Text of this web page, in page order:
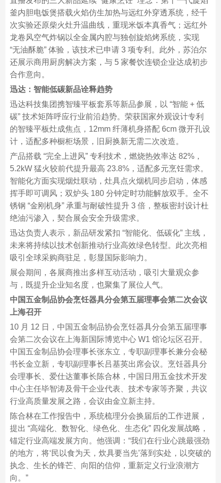
釜内胆电饭煲搭载火焰仿生加热与远红外穿透系统，经千
次实验还原柴火灶升温曲线，重现米饭本真香气；远红外
龙卷风空气炸锅以全金属内腔与独创旋焰烤系统，实现
“无油酥脆” 体验，该技术已申请 3 项专利。此外，苏泊尔
还展示商用厨房解决方案，与 5 家餐饮连锁企业达成初步
合作意向。​
迅达：智能低碳新品诠释趋势​
迅达科技集团携智臻平板套系等新品参展，以 “智能 + 低
碳” 技术矩阵呼应行业前沿趋势。荣获国家外观设计专利
的智臻平板灶成焦点，12mm 纤薄机身搭配 6cm 微开孔设
计，适配多种橱柜场景，旧厨换新无需二次改造。​
产品搭载 “完全上进风” 专利技术，燃烧热效率达 82%，
5.2kW 猛火较前代提升最高 23.8%，适配多元烹饪需求。
智能化方面实现烟灶联动，灶具点火烟机同步启动，体感
挥手即可调风；双炉头 180 分钟定时功能解放双手。全不
锈钢 “金刚机身” 承重与耐破性提升 3 倍，整板密封设计杜
绝油污渗入，契合展会安全升级需求。​
迅达负责人表示，新品研发紧扣 “智能化、低碳化” 主线，
未来将持续以技术创新推动行业高效绿色转型。此次亮相
吸引全球采购商驻足，彰显国际影响力。​
展会期间，各展商推出多样互动活动，吸引大量观众参
与，既提升企业知名度，也聚集了展位人气。​
中国五金制品协会烹饪器具分会第五届理事会第二次会议
上海召开​
10 月 12 日，中国五金制品协会烹饪器具分会第五届理事
会第二次会议在上海新国际博览中心 W1 馆论坛区召开。
中国五金制品协会理事长张东立，专职副理事长兼分会秘
书长金立新，专职副理事长吕基英出席会议。烹饪器具分
会理事长、爱仕达董事长陈合林，中国日用五金技术开发
中心主任毕智涛及骨干企业代表、技术专家等齐聚，共议
行业高质量发展之路，会议由金立新主持。​
陈合林在工作报告中，系统梳理分会换届后的工作进展，
提出 “高端化、数智化、绿色化、生态化” 四化发展战略，
锚定行业高端发展方向。他强调：“我们在行业心跳最强劲
的地方，将‘民以食为天，炊具要当先’落到实处，以突破的
执念、生长的锋芒、向阳的信仰，重新定义行业浪潮方
向。”​